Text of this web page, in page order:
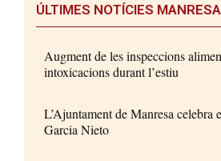
ÚLTIMES NOTÍCIES MANRESA
Augment de les inspeccions
intoxicacions durant l’estiu
L’Ajuntament de Manresa celebra
Garcia Nieto